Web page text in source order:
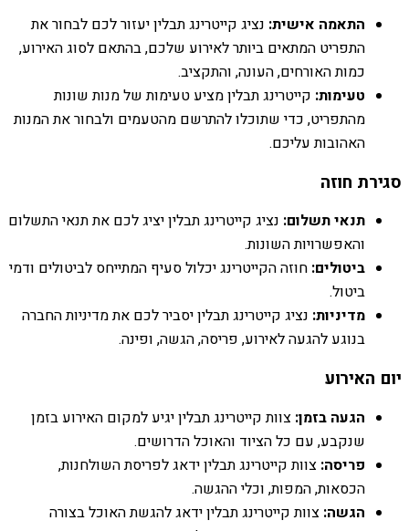
התאמה אישית: נציג קייטרינג תבלין יעזור לכם לבחור את
התפריט המתאים ביותר לאירוע שלכם, בהתאם לסוג האירוע,
כמות האורחים, העונה, והתקציב.
טעימות: קייטרינג תבלין מציע טעימות של מנות שונות
מהתפריט, כדי שתוכלו להתרשם מהטעמים ולבחור את המנות
האהובות עליכם.
סגירת חוזה
תנאי תשלום: נציג קייטרינג תבלין יציג לכם את תנאי התשלום
והאפשרויות השונות.
ביטולים: חוזה הקייטרינג יכלול סעיף המתייחס לביטולים ודמי
ביטול.
מדיניות: נציג קייטרינג תבלין יסביר לכם את מדיניות החברה
בנוגע להגעה לאירוע, פריסה, הגשה, ופינה.
יום האירוע
הגעה בזמן: צוות קייטרינג תבלין יגיע למקום האירוע בזמן
שנקבע, עם כל הציוד והאוכל הדרושים.
פריסה: צוות קייטרינג תבלין ידאג לפריסת השולחנות,
הכסאות, המפות, וכלי ההגשה.
הגשה: צוות קייטרינג תבלין ידאג להגשת האוכל בצורה